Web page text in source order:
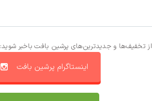
از تخفیف‌ها و جدیدترین‌های پرشین بافت باخبر شوید:
اینستاگرام پرشین بافت